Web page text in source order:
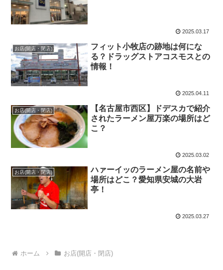
2025.03.17
お店(開店・閉店)
フィット小牧店の跡地は何にな
る？ドラッグストアコスモスとの
情報！
2025.04.11
お店(開店・閉店)
【名古屋市西区】ドデスカで紹介
されたラーメン屋万楽の場所はど
こ？
2025.03.02
お店(開店・閉店)
ハァーイッのラーメン屋の名前や
場所はどこ？愛知県安城の大岩
亭！
2025.03.27
ホーム お店(開店・閉店)